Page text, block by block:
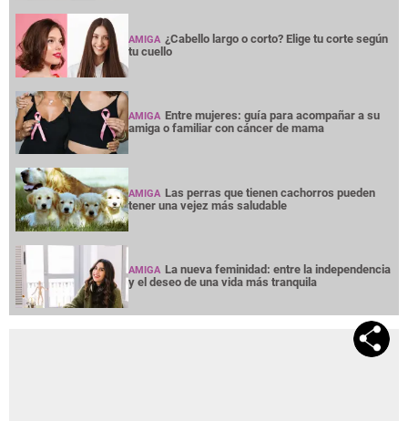
AMIGA ¿Cabello largo o corto? Elige tu corte según
tu cuello
AMIGA Entre mujeres: guía para acompañar a su
amiga o familiar con cáncer de mama
AMIGA Las perras que tienen cachorros pueden
tener una vejez más saludable
AMIGA La nueva feminidad: entre la independencia
y el deseo de una vida más tranquila